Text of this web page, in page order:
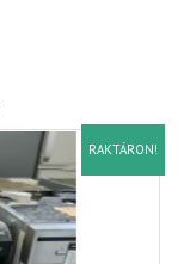
RAKTÁRON!